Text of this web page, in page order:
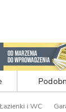
Łazienki i WC